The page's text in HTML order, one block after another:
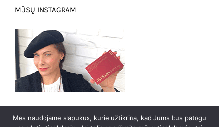
MŪSŲ INSTAGRAM
Mes naudojame slapukus, kurie užtikrina, kad Jums bus patogu